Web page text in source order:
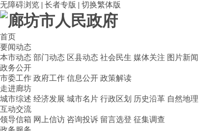
无障碍浏览 | 长者专版 | 切换繁体版
首页
要闻动态
本市动态 部门动态 区县动态 社会民生 媒体关注 图片新闻
政务公开
市委工作 政府工作 信息公开 政策解读
走进廊坊
城市综述 经济发展 城市名片 行政区划 历史沿革 自然地理
互动交流
领导信箱 网上信访 咨询投诉 留言选登 征集调查